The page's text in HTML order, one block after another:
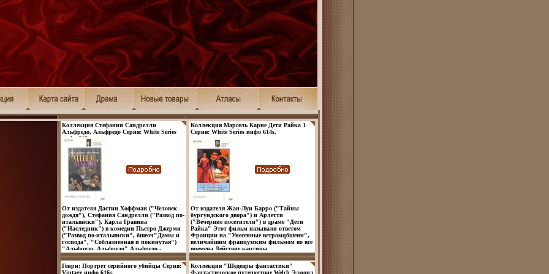
Коллекция Стефании Сандрелли
Альфредо, Альфредо Серия: White Series
инфо 610s.
От издателя Дастин Хоффман ("Человек
дождя"), Стефания Сандрелли ("Развод по-
итальянски"), Карла Гравина
("Наследник") в комедии Пьетро Джерми
("Развод по-итальянски", бшеоч"Дамы и
господа", "Соблазненная и покинутая")
"Альфредо, Альфредо" Альфредо -
невзрачный банковский служащий,
живущий по своим скромным жизненным
принципам, встречает ее - Марию Розу и
Генри: Портрет серийного убийцы Серия:
Vintage инфо 616s.
Коллекция Марсель Карне Дети Райка 1
Серия: White Series инфо 614s.
От издателя Жан-Луи Барро ("Тайны
бургундского двора") и Арлетти
("Вечерние посетители") в драме "Дети
Райка" Этот фильм называли ответом
Франции на "Унесенные ветромqбшенн",
величайшим французским фильмом во все
времена Действие картины
разворачивается в Париже 20-30-х годов
прошлого века Это обширный рассказ о
безответной любви, тайных романах,
Коллекция "Шедевры фантастики"
Фантастическое путешествие Welch Эдмонд